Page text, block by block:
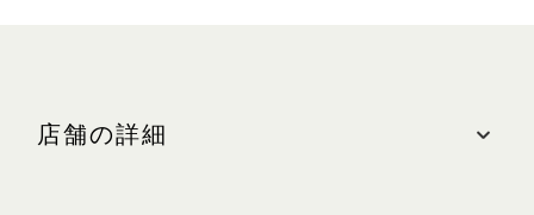
店舗の詳細